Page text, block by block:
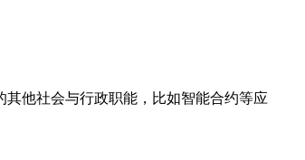
他社会与行政职能，比如智能合约等应